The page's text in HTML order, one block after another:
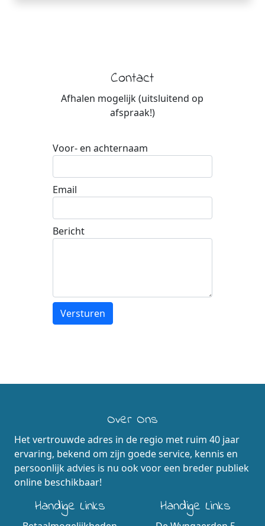
Contact
Afhalen mogelijk (uitsluitend op
afspraak!)
Voor- en achternaam
Email
Bericht
Over Ons
Het vertrouwde adres in de regio met ruim 40 jaar
ervaring, bekend om zijn goede service, kennis en
persoonlijk advies is nu ook voor een breder publiek
online beschikbaar!
Handige Links Handige Links